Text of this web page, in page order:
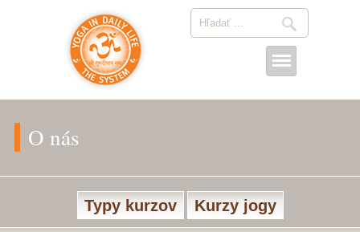
O nás
Typy kurzov Kurzy jogy